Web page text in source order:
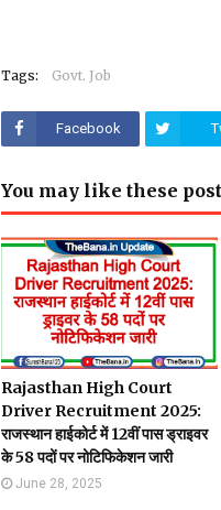
Tags: Govt. Job
Facebook
You may like these
Rajasthan High Court
Driver Recruitment 2025:
राजस्थान हाईकोर्ट में 12वीं पास ड्राइवर
के 58 पदों पर नोटिफिकेशन जारी
June 28, 2025